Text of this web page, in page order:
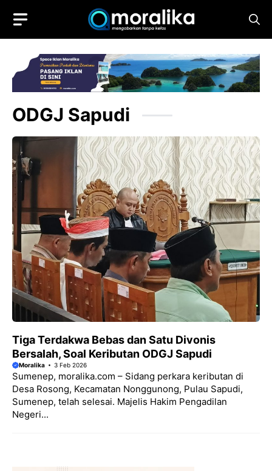
content
ODGJ Sapudi
Tiga Terdakwa Bebas dan Satu Divonis
Bersalah, Soal Keributan ODGJ Sapudi
Moralika 3 Feb 2026
Sumenep, moralika.com – Sidang perkara keributan di
Desa Rosong, Kecamatan Nonggunong, Pulau Sapudi,
Sumenep, telah selesai. Majelis Hakim Pengadilan
Negeri...